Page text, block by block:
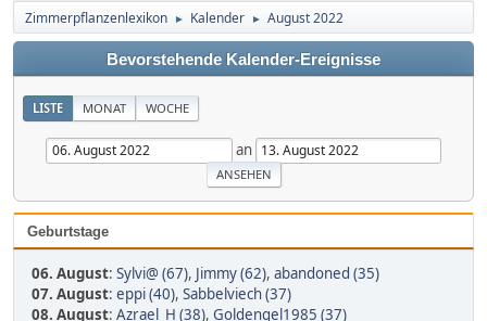
Zimmerpflanzenlexikon ► Kalender ► August 2022
Bevorstehende Kalender-Ereignisse
LISTE MONAT WOCHE
an
Geburtstage
06. August: Sylvi@ (67), Jimmy (62), abandoned (35)
07. August: eppi (40), Sabbelviech (37)
08. August: Azrael_H (38), Goldengel1985 (37)